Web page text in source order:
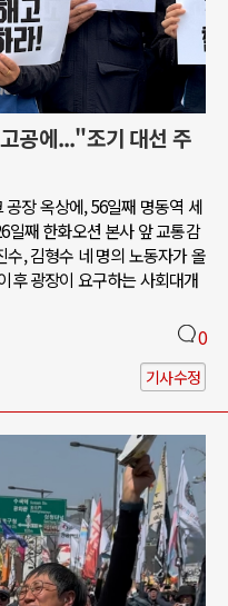
공에..."조기 대선 주
장 옥상에, 56일째 명동역 세
일째 한화오션 본사 앞 교통감
, 김형수 네 명의 노동자가 올
후 광장이 요구하는 사회대개
0
기사수정